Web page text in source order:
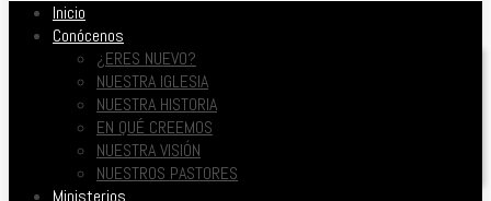
Inicio
Conócenos
¿ERES NUEVO?
NUESTRA IGLESIA
NUESTRA HISTORIA
EN QUÉ CREEMOS
NUESTRA VISIÓN
NUESTROS PASTORES
Ministerios